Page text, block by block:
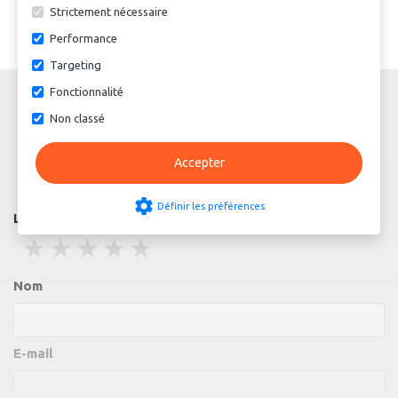
écrire une critique
La revue
5 stars
4 stars
3 stars
2 stars
1 stars
Nom
E-mail
Strictement nécessaire
Performance
Targeting
Fonctionnalité
Non classé
Accepter
settings Définir les préférences